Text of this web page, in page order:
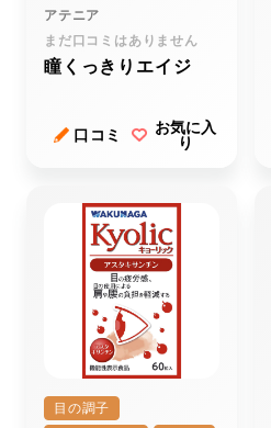
アテニア
まだ口コミはありません
瞳くっきりエイジ
口コミ
お気に入
り
目の調子